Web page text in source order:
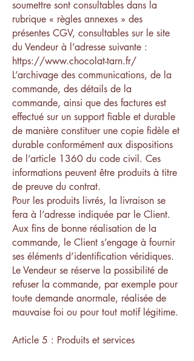
soumettre sont consultables dans la
rubrique « règles annexes » des
présentes CGV, consultables sur le site
du Vendeur à l’adresse suivante :
https://www.chocolat-tarn.fr/
L’archivage des communications, de la
commande, des détails de la
commande, ainsi que des factures est
effectué sur un support fiable et durable
de manière constituer une copie fidèle et
durable conformément aux dispositions
de l’article 1360 du code civil. Ces
informations peuvent être produits à titre
de preuve du contrat.
Pour les produits livrés, la livraison se
fera à l’adresse indiquée par le Client.
Aux fins de bonne réalisation de la
commande, le Client s’engage à fournir
ses éléments d’identification véridiques.
Le Vendeur se réserve la possibilité de
refuser la commande, par exemple pour
toute demande anormale, réalisée de
mauvaise foi ou pour tout motif légitime.
Article 5 : Produits et services